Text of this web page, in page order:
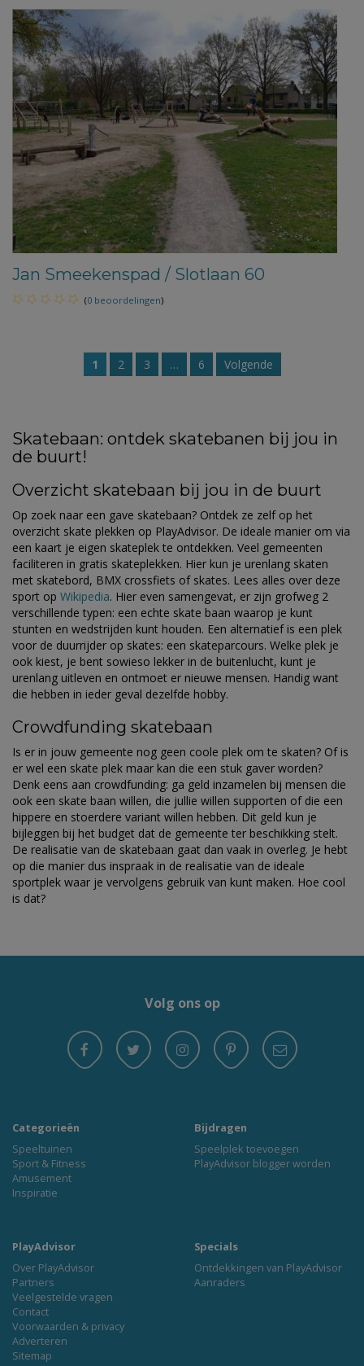
Jan Smeekenspad / Slotlaan 60
(0 beoordelingen)
1 2 3 … 6 Volgende
Skatebaan: ontdek skatebanen bij jou in
de buurt!
Overzicht skatebaan bij jou in de buurt
Op zoek naar een gave skatebaan? Ontdek ze zelf op het
overzicht skate plekken op PlayAdvisor. De ideale manier om via
een kaart je eigen skateplek te ontdekken. Veel gemeenten
faciliteren in gratis skateplekken. Hier kun je urenlang skaten
met skatebord, BMX crossfiets of skates. Lees alles over deze
sport op Wikipedia. Hier even samengevat, er zijn grofweg 2
verschillende typen: een echte skate baan waarop je kunt
stunten en wedstrijden kunt houden. Een alternatief is een plek
voor de duurrijder op skates: een skateparcours. Welke plek je
ook kiest, je bent sowieso lekker in de buitenlucht, kunt je
urenlang uitleven en ontmoet er nieuwe mensen. Handig want
die hebben in ieder geval dezelfde hobby.
Crowdfunding skatebaan
Is er in jouw gemeente nog geen coole plek om te skaten? Of is
er wel een skate plek maar kan die een stuk gaver worden?
Denk eens aan crowdfunding: ga geld inzamelen bij mensen die
ook een skate baan willen, die jullie willen supporten of die een
hippere en stoerdere variant willen hebben. Dit geld kun je
bijleggen bij het budget dat de gemeente ter beschikking stelt.
De realisatie van de skatebaan gaat dan vaak in overleg. Je hebt
op die manier dus inspraak in de realisatie van de ideale
sportplek waar je vervolgens gebruik van kunt maken. Hoe cool
is dat?
Volg ons op
Categorieën
Speeltuinen
Sport & Fitness
Amusement
Inspiratie
Bijdragen
Speelplek toevoegen
PlayAdvisor blogger worden
PlayAdvisor
Over PlayAdvisor
Partners
Veelgestelde vragen
Contact
Voorwaarden & privacy
Adverteren
Sitemap
Specials
Ontdekkingen van PlayAdvisor
Aanraders